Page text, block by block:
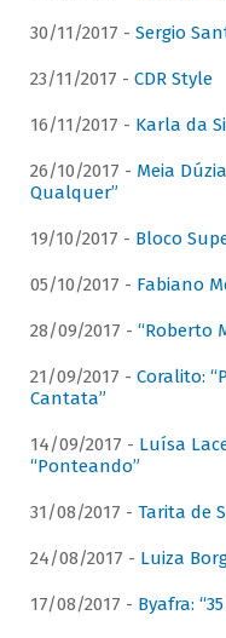
30/11/2017 - Sergio
23/11/2017 - CDR Style
16/11/2017 - Karla da
26/10/2017 - Meia
Qualquer”
19/10/2017 - Bloco
05/10/2017 - Fabiano
28/09/2017 - “Roberto
21/09/2017 - Coralito:
Cantata”
14/09/2017 - Luísa
“Ponteando”
31/08/2017 - Tarita de
24/08/2017 - Luiza
17/08/2017 - Byafra: